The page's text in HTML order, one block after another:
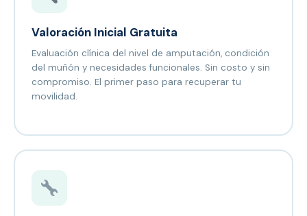
Valoración Inicial Gratuita
Evaluación clínica del nivel de amputación, condición
del muñón y necesidades funcionales. Sin costo y sin
compromiso. El primer paso para recuperar tu
movilidad.